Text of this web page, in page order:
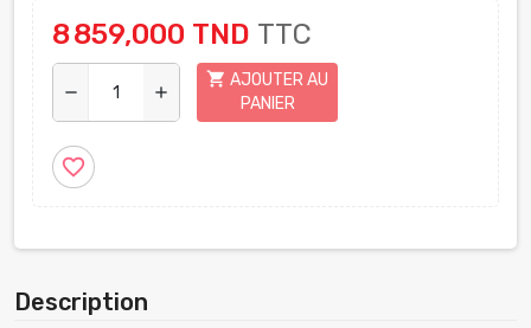
8 859,000 TND TTC
remove add
shopping_cart AJOUTER AU
PANIER
favorite_border
Description